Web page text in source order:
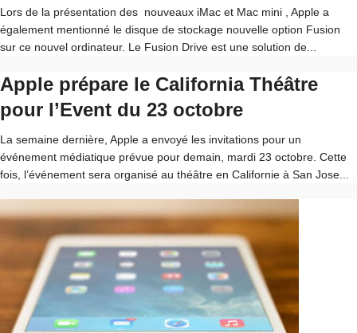
Lors de la présentation des nouveaux iMac et Mac mini , Apple a
également mentionné le disque de stockage nouvelle option Fusion
sur ce nouvel ordinateur. Le Fusion Drive est une solution de...
Apple prépare le California Théâtre
pour l’Event du 23 octobre
La semaine dernière, Apple a envoyé les invitations pour un
événement médiatique prévue pour demain, mardi 23 octobre. Cette
fois, l’événement sera organisé au théâtre en Californie à San Jose...